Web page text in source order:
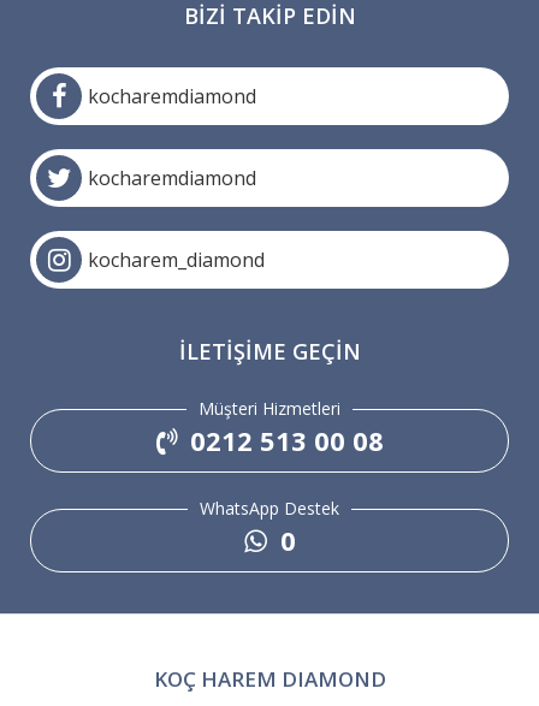
BIZI TAKIP EDIN
kocharemdiamond
kocharemdiamond
kocharem_diamond
İLETIŞIME GEÇIN
Müşteri Hizmetleri
0212 513 00 08
WhatsApp Destek
0
KOÇ HAREM DIAMOND